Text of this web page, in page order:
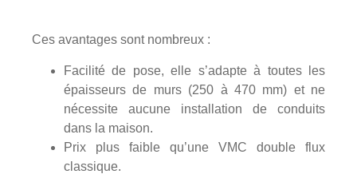
Ces avantages sont nombreux :
Facilité de pose, elle s’adapte à toutes les
épaisseurs de murs (250 à 470 mm) et ne
nécessite aucune installation de conduits
dans la maison.
Prix plus faible qu’une VMC double flux
classique.